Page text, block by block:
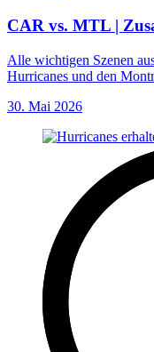
CAR vs. MTL |
Alle wichtigen Szenen
Hurricanes und den
30. Mai 2026